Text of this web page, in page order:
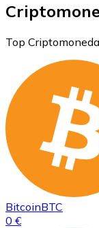
Top
BitcoinBTC
0 €